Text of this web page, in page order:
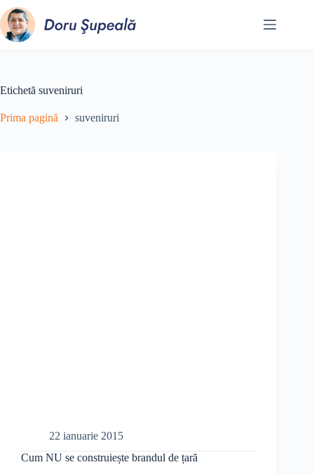
Sari
la
conținut
Etichetă suveniruri
Prima pagină suveniruri
22 ianuarie 2015
Cum NU se construiește brandul de țară